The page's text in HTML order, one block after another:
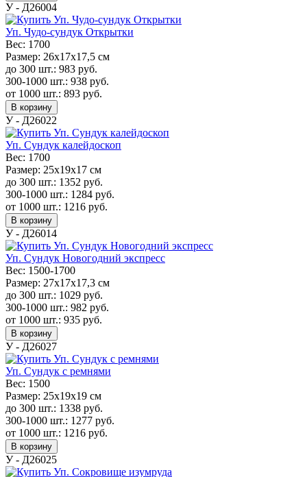
У - Д26004
Уп. Чудо-сундук Открытки
Вес: 1700
Размер: 26х17х17,5 см
до 300 шт.: 983 руб.
300-1000 шт.: 938 руб.
от 1000 шт.: 893 руб.
В корзину
У - Д26022
Уп. Сундук калейдоскоп
Вес: 1700
Размер: 25х19х17 см
до 300 шт.: 1352 руб.
300-1000 шт.: 1284 руб.
от 1000 шт.: 1216 руб.
В корзину
У - Д26014
Уп. Сундук Новогодний экспресс
Вес: 1500-1700
Размер: 27х17х17,3 см
до 300 шт.: 1029 руб.
300-1000 шт.: 982 руб.
от 1000 шт.: 935 руб.
В корзину
У - Д26027
Уп. Сундук с ремнями
Вес: 1500
Размер: 25х19х19 см
до 300 шт.: 1338 руб.
300-1000 шт.: 1277 руб.
от 1000 шт.: 1216 руб.
В корзину
У - Д26025